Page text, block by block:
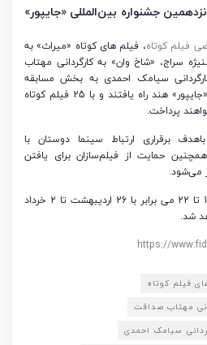
جشنواره بین‌المللی «جایپور»
فیلم کوتاه، فیلم های کوتاه «میراث» به
سراج، «شاخ وان» به کارگردانی مهتاب
سیامک احمدی به بخش مسابقه
شانزدهمین جشنواره بین‌المللی «جایپور» هند راه یافتند و با 25 فیلم کوتاه
پرداخت.
برقراری ارتباط سینما دوستان با
حمایت از فیلم‌سازان برای یافتن
می‌شود.
شانزدهمین دوره این جشنواره 15 تا 22 می برابر با 26 اردیبهشت تا 2 خرداد
شد.
https://
فیلم کوتاه
مهتاب صداقت
سیامک احمدی